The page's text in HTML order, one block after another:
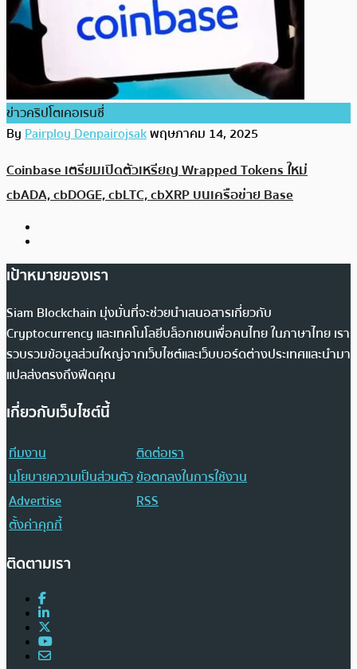
ข่าวคริปโตเคอเรนซี่
ByPairploy Denpairojsakพฤษภาคม 14, 2025
Coinbase เตรียมเปิดตัวเหรียญ Wrapped Tokens ใหม่
cbADA, cbDOGE, cbLTC, cbXRP บนเครือข่าย Base
เป้าหมายของเรา
Siam Blockchain มุ่งมั่นที่จะช่วยนำเสนอสารเกี่ยวกับ
Cryptocurrency และเทคโนโลยีบล็อกเชนเพื่อคนไทย ในภาษาไทย เรา
รวบรวมข้อมูลส่วนใหญ่จากเว็บไซต์และเว็บบอร์ดต่างประเทศและนำมา
แปลส่งตรงถึงฟีดคุณ
เกี่ยวกับเว็บไซต์นี้
ทีมงาน
ติดต่อเรา
นโยบายความเป็นส่วนตัวข้อตกลงในการใช้งาน
Advertise
RSS
ตั้งค่าคุกกี้
ติดตามเรา